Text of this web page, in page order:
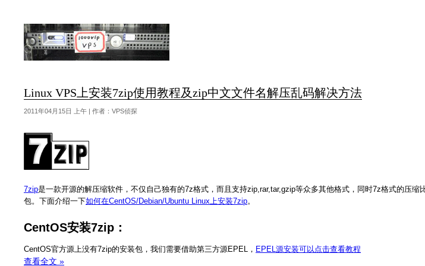
Linux VPS上安装7zip使用教程及zip中文文件名解压乱码解决方法
2011年04月15日 上午 | 作者：VPS侦探
7zip是一款开源的解压缩软件，不仅自己独有的7z格式，而且支持zip,rar,tar,gzip等众多其他格式，同时7z格式的压
包。下面介绍一下如何在CentOS/Debian/Ubuntu Linux上安装7zip。
CentOS安装7zip：
CentOS官方源上没有7zip的安装包，我们需要借助第三方源EPEL， EPEL源安装可以点击查看教程
查看全文 »